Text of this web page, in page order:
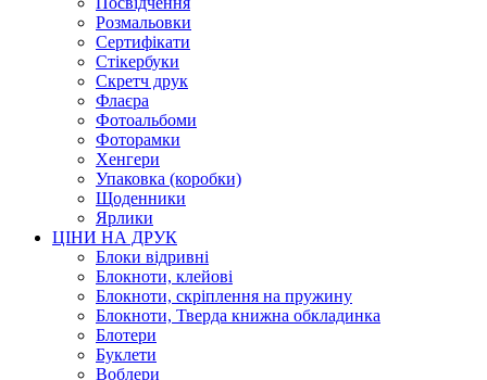
Розмальовки
Сертифікати
Стікербуки
Скретч друк
Флаєра
Фотоальбоми
Фоторамки
Хенгери
Упаковка (коробки)
Щоденники
Ярлики
ЦІНИ НА ДРУК
Блоки відривні
Блокноти, клейові
Блокноти, скріплення на пружину
Блокноти, Тверда книжна обкладинка
Блотери
Буклети
Воблери